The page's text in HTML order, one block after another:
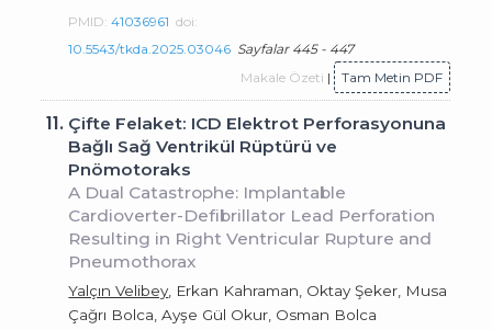
PMID:41036961 doi:
10.5543/tkda.2025.03046 Sayfalar 445 - 447
Makale Özeti | Tam Metin PDF
11. Çifte Felaket: ICD Elektrot Perforasyonuna
Bağlı Sağ Ventrikül Rüptürü ve
Pnömotoraks
A Dual Catastrophe: Implantable
Cardioverter-Defibrillator Lead Perforation
Resulting in Right Ventricular Rupture and
Pneumothorax
Yalçın Velibey , Erkan Kahraman, Oktay Şeker, Musa
Çağrı Bolca, Ayşe Gül Okur, Osman Bolca